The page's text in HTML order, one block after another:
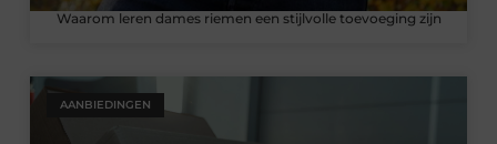
Waarom leren dames riemen een stijlvolle toevoeging zijn
AANBIEDINGEN